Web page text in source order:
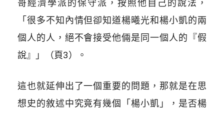
哥經濟學派的保守派，按照他自己的說法，
「很多不知內情但卻知道楊曦光和楊小凱的兩
個人的人，絕不會接受他倆是同一個人的『假
說』」（頁3）。
這也就延伸出了一個重要的問題，那就是在思
想史的敘述中究竟有幾個「楊小凱」，是否楊